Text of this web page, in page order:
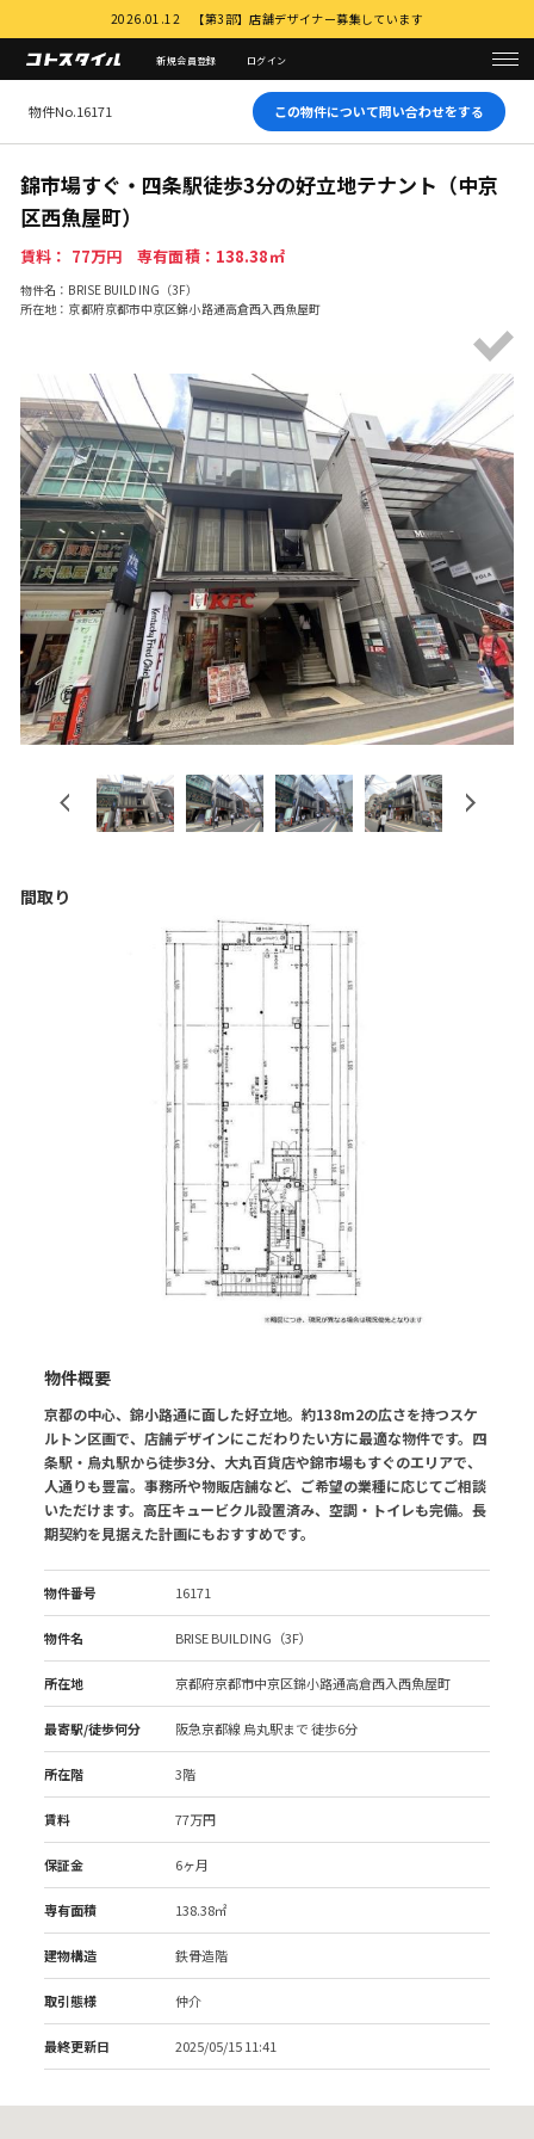
2026.01.12 【第3部】店舗デザイナー募集しています
新規会員登録 ログイン
物件No.16171 この物件について問い合わせをする
錦市場すぐ・四条駅徒歩3分の好立地テナント（中京
区西魚屋町）
賃料： 77万円 専有面積：138.38㎡
物件名：BRISE BUILDING（3F）
所在地：京都府京都市中京区錦小路通高倉西入西魚屋町
Previous
間取り
物件概要
京都の中心、錦小路通に面した好立地。約138m2の広さを持つスケ
ルトン区画で、店舗デザインにこだわりたい方に最適な物件です。四
条駅・烏丸駅から徒歩3分、大丸百貨店や錦市場もすぐのエリアで、
人通りも豊富。事務所や物販店舗など、ご希望の業種に応じてご相談
いただけます。高圧キュービクル設置済み、空調・トイレも完備。長
期契約を見据えた計画にもおすすめです。
物件番号 16171
物件名 BRISE BUILDING（3F）
所在地 京都府京都市中京区錦小路通高倉西入西魚屋町
最寄駅/徒歩何分 阪急京都線 烏丸駅まで 徒歩6分
所在階 3階
賃料 77万円
保証金 6ヶ月
専有面積 138.38㎡
建物構造 鉄骨造階
取引態様 仲介
最終更新日 2025/05/15 11:41